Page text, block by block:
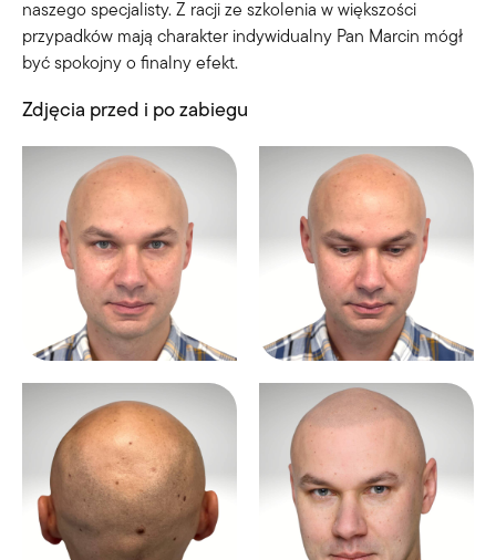
naszego specjalisty. Z racji ze szkolenia w większości
przypadków mają charakter indywidualny Pan Marcin mógł
być spokojny o finalny efekt.
Zdjęcia przed i po zabiegu